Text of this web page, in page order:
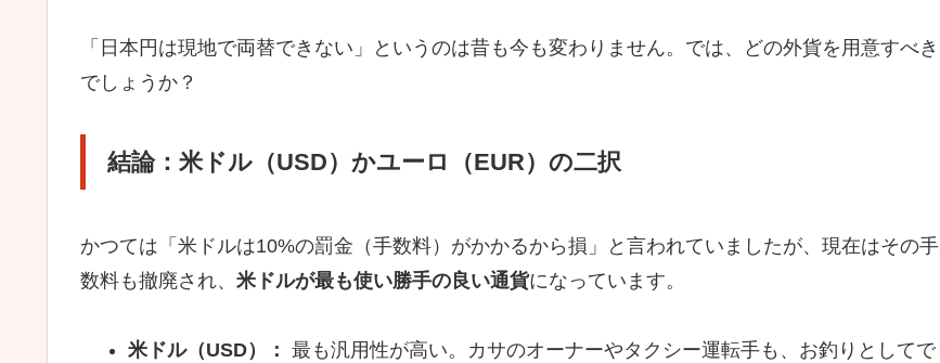
「日本円は現地で両替できない」というのは昔も今も変わりません。では、どの外貨を用意すべき
でしょうか？
結論：米ドル（USD）かユーロ（EUR）の二択
かつては「米ドルは10%の罰金（手数料）がかかるから損」と言われていましたが、現在はその手
数料も撤廃され、 米ドルが最も使い勝手の良い通貨になっています。
米ドル（USD）： 最も汎用性が高い。カサのオーナーやタクシー運転手も、お釣りとしてで